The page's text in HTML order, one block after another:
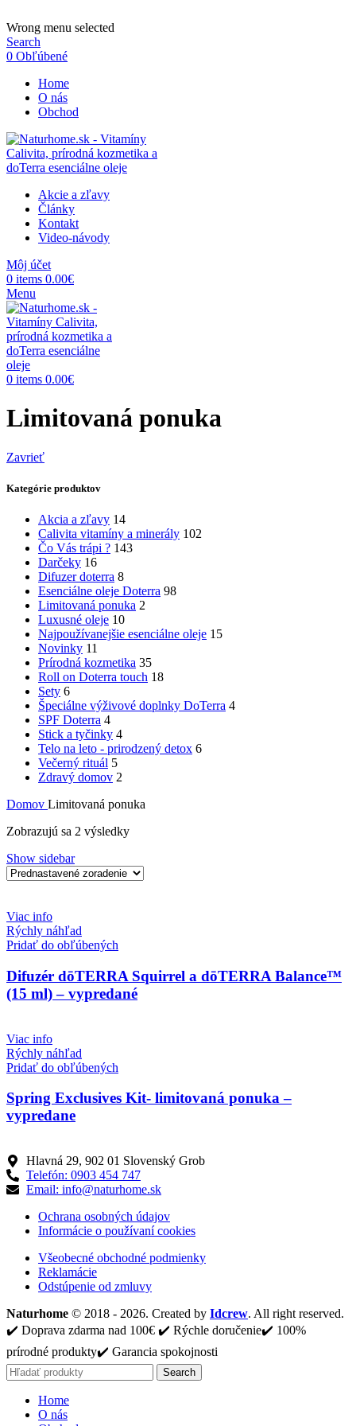
Wrong menu selected
Search
0 Obľúbené
Home
O nás
Obchod
Akcie a zľavy
Články
Kontakt
Video-návody
Môj účet
0 items 0.00€
Menu
0 items 0.00€
Limitovaná ponuka
Zavrieť
Kategórie produktov
Akcia a zľavy 14
Calivita vitamíny a minerály 102
Čo Vás trápi ? 143
Darčeky 16
Difuzer doterra 8
Esenciálne oleje Doterra 98
Limitovaná ponuka 2
Luxusné oleje 10
Najpoužívanejšie esenciálne oleje 15
Novinky 11
Prírodná kozmetika 35
Roll on Doterra touch 18
Sety 6
Špeciálne výživové doplnky DoTerra 4
SPF Doterra 4
Stick a tyčinky 4
Telo na leto - prirodzený detox 6
Večerný rituál 5
Zdravý domov 2
Domov Limitovaná ponuka
Zobrazujú sa 2 výsledky
Show sidebar
Viac info
Rýchly náhľad
Pridať do obľúbených
Difuzér dōTERRA Squirrel a dōTERRA Balance™
(15 ml) – vypredané
Viac info
Rýchly náhľad
Pridať do obľúbených
Spring Exclusives Kit- limitovaná ponuka –
vypredane
Hlavná 29, 902 01 Slovenský Grob
Telefón: 0903 454 747
Email: info@naturhome.sk
Ochrana osobných údajov
Informácie o používaní cookies
Všeobecné obchodné podmienky
Reklamácie
Odstúpenie od zmluvy
Naturhome © 2018 - 2026. Created by Idcrew. All right reserved.
✔️ Doprava zdarma nad 100€ ✔️ Rýchle doručenie✔️ 100%
prírodné produkty✔️ Garancia spokojnosti
Search
Home
O nás